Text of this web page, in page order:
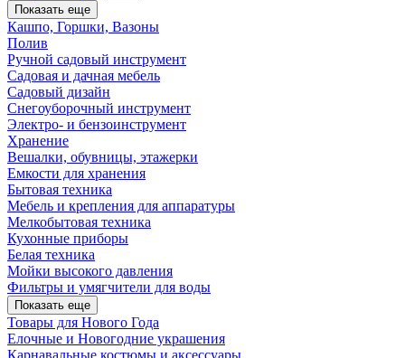
Показать еще
Кашпо, Горшки, Вазоны
Полив
Ручной садовый инструмент
Садовая и дачная мебель
Садовый дизайн
Снегоуборочный инструмент
Электро- и бензоинструмент
Хранение
Вешалки, обувницы, этажерки
Емкости для хранения
Бытовая техника
Мебель и крепления для аппаратуры
Мелкобытовая техника
Кухонные приборы
Белая техника
Мойки высокого давления
Фильтры и умягчители для воды
Показать еще
Товары для Нового Года
Елочные и Новогодние украшения
Карнавальные костюмы и аксессуары